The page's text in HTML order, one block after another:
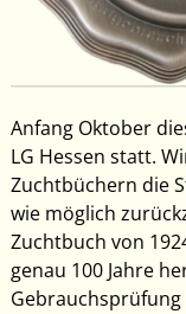
Anfang Oktober
LG Hessen statt.
Zuchtbüchern die
wie möglich
Zuchtbuch von
genau 100 Jahre